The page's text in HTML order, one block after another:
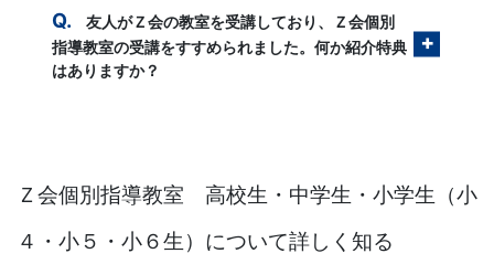
友人がＺ会の教室を受講しており、Ｚ会個別
指導教室の受講をすすめられました。何か紹介特典
はありますか？
Ｚ会個別指導教室 高校生・中学生・小学生（小
４・小５・小６生）について詳しく知る